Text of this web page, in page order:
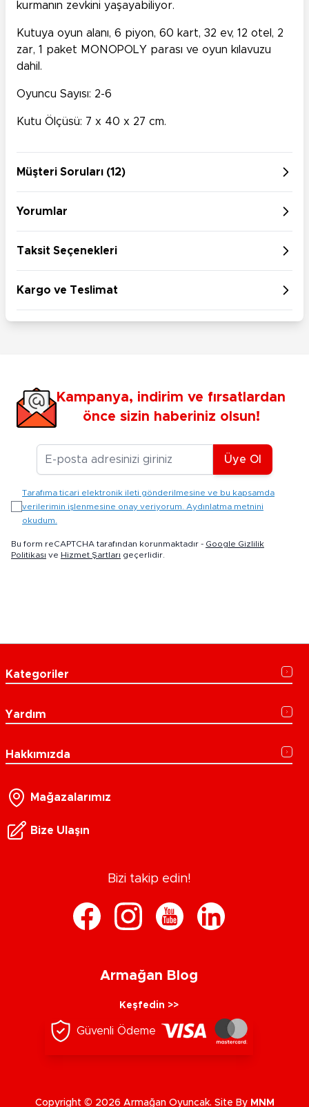
kurmanın zevkini yaşayabiliyor.
Kutuya oyun alanı, 6 piyon, 60 kart, 32 ev, 12 otel, 2
zar, 1 paket MONOPOLY parası ve oyun kılavuzu
dahil.
Oyuncu Sayısı: 2-6
Kutu Ölçüsü: 7 x 40 x 27 cm.
Müşteri Soruları (12)
Yorumlar
Taksit Seçenekleri
Kargo ve Teslimat
Kampanya, indirim ve fırsatlardan
önce sizin haberiniz olsun!
E-posta Adresiniz
Üye Ol
Tarafıma ticari elektronik ileti gönderilmesine ve bu kapsamda
verilerimin işlenmesine onay veriyorum. Aydınlatma metnini
okudum.
Bu form reCAPTCHA tarafından korunmaktadır - Google Gizlilik
Politikası ve Hizmet Şartları geçerlidir.
Kategoriler
Yardım
Hakkımızda
Mağazalarımız
Bize Ulaşın
Bizi takip edin!
Armağan Blog
Keşfedin >>
Güvenli Ödeme
Copyright © 2026 Armağan Oyuncak. Site By MNM